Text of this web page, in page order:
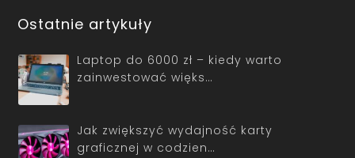
Ostatnie artykuły
Laptop do 6000 zł – kiedy warto
zainwestować więks…
Jak zwiększyć wydajność karty
graficznej w codzien…